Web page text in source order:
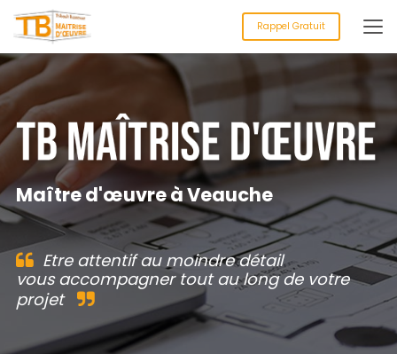
au
contenu
principal
Rappel Gratuit
Maître d'œuvre à Veauche
Etre attentif au moindre détail
vous accompagner tout au long de votre
projet